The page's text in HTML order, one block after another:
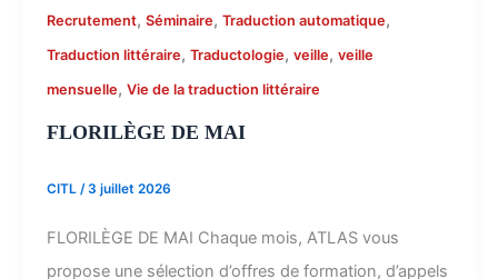
Recrutement, Séminaire, Traduction automatique,
Traduction littéraire, Traductologie, veille, veille
mensuelle, Vie de la traduction littéraire
FLORILÈGE DE MAI
CITL /3 juillet 2026
FLORILÈGE DE MAI Chaque mois, ATLAS vous
propose une sélection d’offres de formation, d’appels